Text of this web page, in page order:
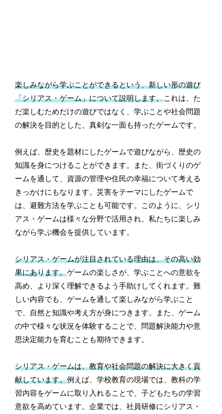
楽しみながら学ぶことができるという、新しい形の遊び
「シリアス・ゲーム」について説明します。これは、た
だ楽しむためだけの遊びではなく、学ぶことや社会問題
の解決を目的とした、真剣な一面も持ったゲームです。
例えば、歴史を題材にしたゲームで遊びながら、歴史の
知識を身につけることができます。また、街づくりのゲ
ームを通して、資源の管理や住民の幸福について考える
きっかけにもなります。災害をテーマにしたゲームで
は、避難方法を学ぶことも可能です。このように、シリ
アス・ゲームは様々な分野で活用され、私たちに楽しみ
ながら学ぶ機会を提供しています。
シリアス・ゲームが注目されている理由は、その高い効
果にあります。ゲームの楽しさが、学ぶことへの意欲を
高め、より深く理解できるよう手助けしてくれます。難
しい内容でも、ゲームを通して楽しみながら学ぶこと
で、自然と知識や考え方が身につきます。また、ゲーム
の中で様々な状況を体験することで、問題解決能力や意
思決定能力を育むことも期待できます。
シリアス・ゲームは、教育や社会問題の解決に大きく貢
献しています。例えば、学校教育の現場では、教科の学
習内容をゲームに取り入れることで、子どもたちの学習
意欲を高めています。企業では、社員研修にシリアス・